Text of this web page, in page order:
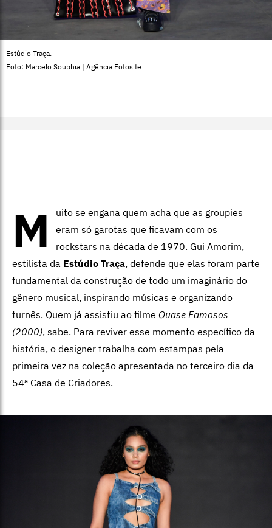
Estúdio Traça.
Foto: Marcelo Soubhia | Agência Fotosite
M
uito se engana quem acha que as groupies
eram só garotas que ficavam com os
rockstars na década de 1970. Gui Amorim,
estilista da Estúdio Traça, defende que elas foram parte
fundamental da construção de todo um imaginário do
gênero musical, inspirando músicas e organizando
turnês. Quem já assistiu ao filme Quase Famosos
(2000), sabe. Para reviver esse momento específico da
história, o designer trabalha com estampas pela
primeira vez na coleção apresentada no terceiro dia da
54ª Casa de Criadores.